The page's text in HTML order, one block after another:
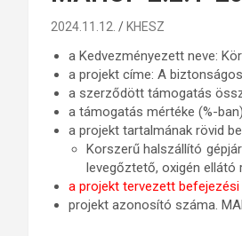
2024.11.12. KHESZ
a Kedvezményezett neve:
a projekt címe: A
a szerződött támogatás
a támogatás mértéke (%-
a projekt tartalmának rövid
Korszerű halszállító
levegőztető, oxigén ellátó
a projekt tervezett
projekt azonosító száma.